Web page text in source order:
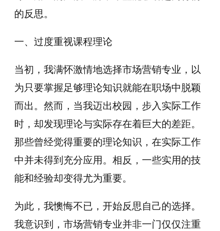
的反思。
一、过度重视课程理论
当初，我满怀激情地选择市场营销专业，以
为只要掌握足够理论知识就能在职场中脱颖
而出。然而，当我迈出校园，步入实际工作
时，却发现理论与实际存在着巨大的差距。
那些曾经觉得重要的理论知识，在实际工作
中并未得到充分应用。相反，一些实用的技
能和经验却变得尤为重要。
为此，我懊悔不已，开始反思自己的选择。
我意识到，市场营销专业并非一门仅仅注重